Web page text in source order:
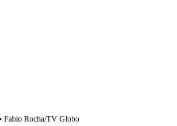
Fabio Rocha/TV Globo